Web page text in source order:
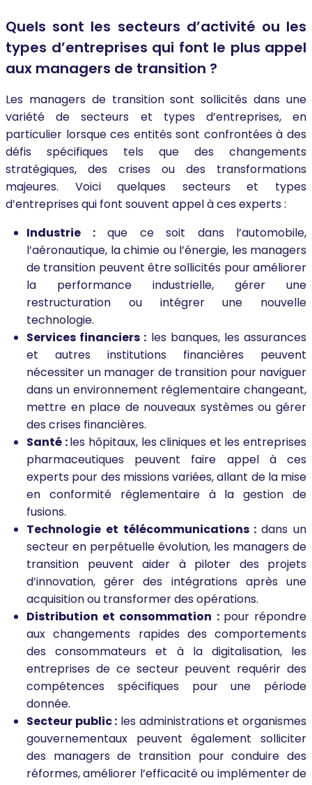
Quels sont les secteurs d’activité ou les
types d’entreprises qui font le plus appel
aux managers de transition ?
Les managers de transition sont sollicités dans une
variété de secteurs et types d’entreprises, en
particulier lorsque ces entités sont confrontées à des
défis spécifiques tels que des changements
stratégiques, des crises ou des transformations
majeures. Voici quelques secteurs et types
d’entreprises qui font souvent appel à ces experts :
Industrie :que ce soit dans l’automobile,
l’aéronautique, la chimie ou l’énergie, les managers
de transition peuvent être sollicités pour améliorer
la performance industrielle, gérer une
restructuration ou intégrer une nouvelle
technologie.
Services financiers : les banques, les assurances
et autres institutions financières peuvent
nécessiter un manager de transition pour naviguer
dans un environnement réglementaire changeant,
mettre en place de nouveaux systèmes ou gérer
des crises financières.
Santé :les hôpitaux, les cliniques et les entreprises
pharmaceutiques peuvent faire appel à ces
experts pour des missions variées, allant de la mise
en conformité réglementaire à la gestion de
fusions.
Technologie et télécommunications :dans un
secteur en perpétuelle évolution, les managers de
transition peuvent aider à piloter des projets
d’innovation, gérer des intégrations après une
acquisition ou transformer des opérations.
Distribution et consommation : pour répondre
aux changements rapides des comportements
des consommateurs et à la digitalisation, les
entreprises de ce secteur peuvent requérir des
compétences spécifiques pour une période
donnée.
Secteur public : les administrations et organismes
gouvernementaux peuvent également solliciter
des managers de transition pour conduire des
réformes, améliorer l’efficacité ou implémenter de